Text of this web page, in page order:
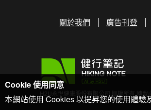
關於我們 廣告刊登
H2U永悅健康股份有限公司 版權所有 轉載
Cookie 使用同意
本網站使用 Cookies 以提昇您的使用體